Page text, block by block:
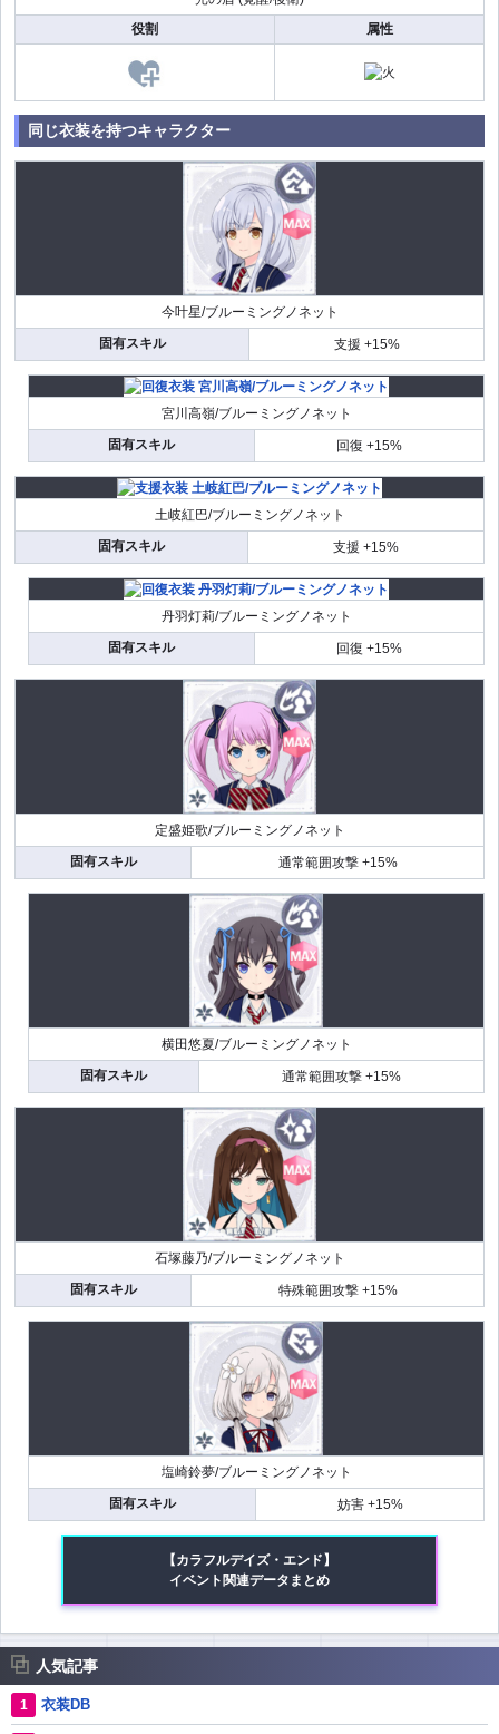
役割
属性
同じ衣装を持つキャラクター
今叶星/ブルーミングノネット
固有スキル
支援 +15%
宮川高嶺/ブルーミングノネット
固有スキル
回復 +15%
土岐紅巴/ブルーミングノネット
固有スキル
支援 +15%
丹羽灯莉/ブルーミングノネット
固有スキル
回復 +15%
定盛姫歌/ブルーミングノネット
固有スキル
通常範囲攻撃 +15%
横田悠夏/ブルーミングノネット
固有スキル
通常範囲攻撃 +15%
石塚藤乃/ブルーミングノネット
固有スキル
特殊範囲攻撃 +15%
塩崎鈴夢/ブルーミングノネット
固有スキル
妨害 +15%
【カラフルデイズ・エンド】
イベント関連データまとめ
人気記事
衣装DB